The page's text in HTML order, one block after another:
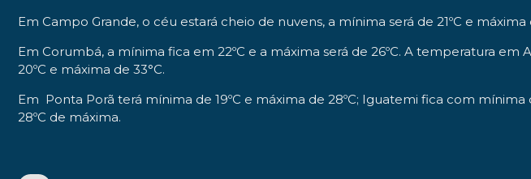
Em Campo Grande, o céu estará cheio de nuvens, a mínima será de 21ºC e
Em Corumbá, a mínima fica em 22ºC e a máxima será de 26ºC. A temperatura em
20ºC e máxima de 33°C.
Em Ponta Porã terá mínima de 19ºC e máxima de 28ºC; Iguatemi fica com
28ºC de máxima.